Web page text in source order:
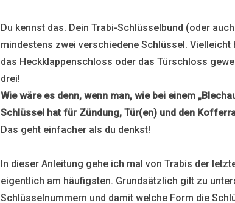
Du kennst das. Dein Trabi-Schlüsselbund (oder
mindestens zwei verschiedene Schlüssel. Vielleicht
das Heckklappenschloss oder das Türschloss
drei!
Wie wäre es denn, wenn man, wie bei einem
Schlüssel hat für Zündung, Tür(en) und den
Das geht einfacher als du denkst!
In dieser Anleitung gehe ich mal von Trabis der
eigentlich am häufigsten. Grundsätzlich gilt zu
Schlüsselnummern und damit welche Form die